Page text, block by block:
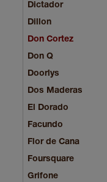
Dictador
Dillon
Don Cortez
Don Q
Doorlys
Dos Maderas
El Dorado
Facundo
Flor de Cana
Foursquare
Grifone